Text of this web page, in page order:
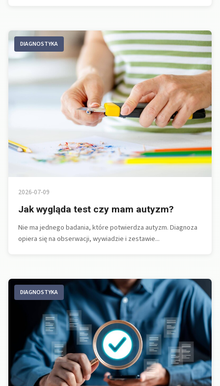
DIAGNOSTYKA
2026-07-09
Jak wygląda test czy mam autyzm?
Nie ma jednego badania, które potwierdza autyzm. Diagnoza
opiera się na obserwacji, wywiadzie i zestawie...
DIAGNOSTYKA